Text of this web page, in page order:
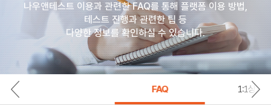
나우앤테스트 이용과 관련한 FAQ를 통해 플랫폼 이용 방법,
테스트 진행과 관련한 팁 등
다양한 정보를 확인하실 수 있습니다.
FAQ 1:1상담